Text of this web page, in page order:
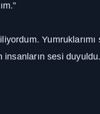
insanların sesi duyuldu.